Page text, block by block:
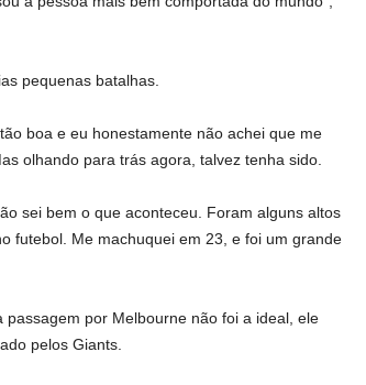
pequenas batalhas.
boa e eu honestamente não achei que me
olhando para trás agora, talvez tenha sido.
sei bem o que aconteceu. Foram alguns altos
futebol. Me machuquei em 23, e foi um grande
por Melbourne não foi a ideal, ele
pelos Giants.